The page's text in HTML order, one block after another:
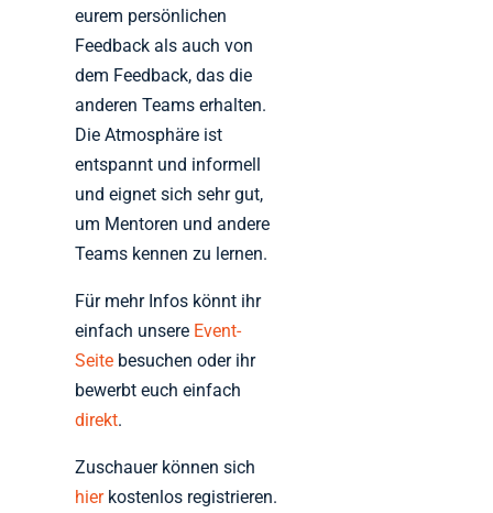
eurem persönlichen
Feedback als auch von
dem Feedback, das die
anderen Teams erhalten.
Die Atmosphäre ist
entspannt und informell
und eignet sich sehr gut,
um Mentoren und andere
Teams kennen zu lernen.
Für mehr Infos könnt ihr
einfach unsere Event-
Seite besuchen oder ihr
bewerbt euch einfach
direkt.
Zuschauer können sich
hierkostenlos registrieren.